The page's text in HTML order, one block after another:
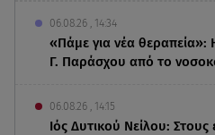
06.08.26 , 14:34
«Πάμε για νέα
Γ. Παράσχου από το
06.08.26 , 14:15
Ιός Δυτικού Νείλου: Στους